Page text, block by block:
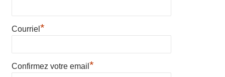
Courriel *
Confirmez votre email *